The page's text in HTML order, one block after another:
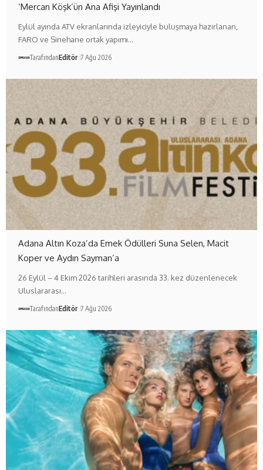
‘Mercan Köşk’ün Ana Afişi Yayınlandı
Eylül ayında ATV ekranlarında izleyiciyle buluşmaya hazırlanan,
FARO ve Sinehane ortak yapımı…
TarafındanEditör 7 Ağu 2026
Adana Altın Koza’da Emek Ödülleri Suna Selen, Macit
Koper ve Aydın Sayman’a
26 Eylül – 4 Ekim 2026 tarihleri arasında 33. kez düzenlenecek
Uluslararası…
TarafındanEditör 7 Ağu 2026